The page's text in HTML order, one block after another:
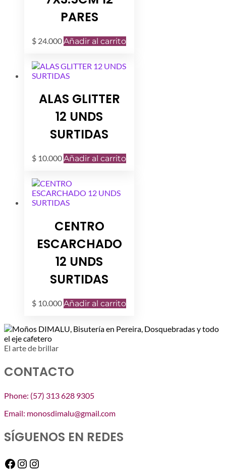
PARES
$ 24.000Añadir al carrito
ALAS GLITTER
12 UNDS
SURTIDAS
$ 10.000Añadir al carrito
CENTRO
ESCARCHADO
12 UNDS
SURTIDAS
$ 10.000Añadir al carrito
El arte de brillar
CONTACTO
Phone: (57) 313 628 9305
Email: monosdimalu@gmail.com
SÍGUENOS EN REDES
Facebook
Instagram
Instagram